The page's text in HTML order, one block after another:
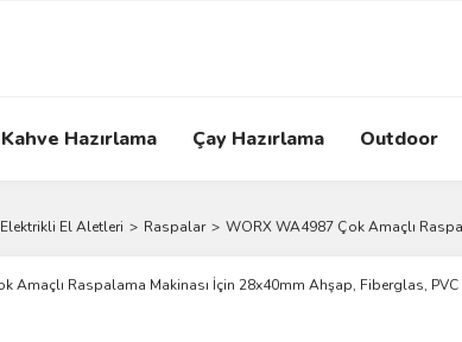
Kahve Hazırlama Çay Hazırlama Outdoor
Elektrikli El Aletleri Raspalar WORX WA4987 Çok Amaçlı